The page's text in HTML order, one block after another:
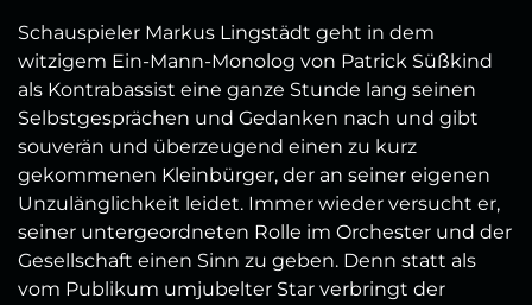
Schauspieler Markus Lingstädt geht in dem
witzigem Ein-Mann-Monolog von Patrick Süßkind
als Kontrabassist eine ganze Stunde lang seinen
Selbstgesprächen und Gedanken nach und gibt
souverän und überzeugend einen zu kurz
gekommenen Kleinbürger, der an seiner eigenen
Unzulänglichkeit leidet. Immer wieder versucht er,
seiner untergeordneten Rolle im Orchester und der
Gesellschaft einen Sinn zu geben. Denn statt als
vom Publikum umjubelter Star verbringt der